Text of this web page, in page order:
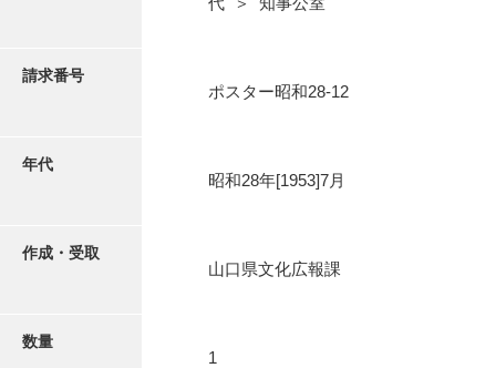
請求番号
ポスター昭和28-12
年代
昭和28年[1953]7月
作成・受取
山口県文化広報課
数量
1